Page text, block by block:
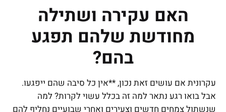
האם עקירה ושתילה
מחודשת שלהם תפגע
בהם?
עקרונית אם עושים זאת נכון, **אין כל סיבה שהם ייפגעו.
אבל בואו רגע נתאר למה זה בכלל עשוי לקרות? למה
שנשתול צמחים חדשים וצעירים ואחרי שבועיים נחליף להם